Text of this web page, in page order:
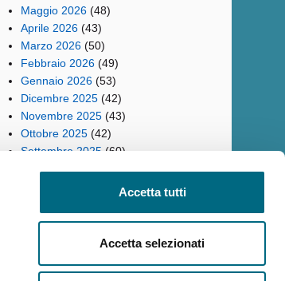
Accetta tutti
Accetta selezionati
Maggio 2026 (48)
Aprile 2026 (43)
Marzo 2026 (50)
Febbraio 2026 (49)
Gennaio 2026 (53)
Dicembre 2025 (42)
Novembre 2025 (43)
Ottobre 2025 (42)
Settembre 2025 (60)